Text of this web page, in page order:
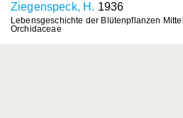
Ziegenspeck, H. 1936
Lebensgeschichte der Blütenpflanzen
Orchidaceae